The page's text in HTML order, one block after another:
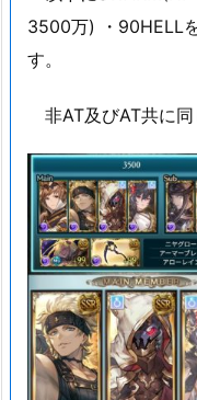
3500万) ・90HELL
す。
非AT及びAT共に同